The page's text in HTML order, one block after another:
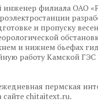
инженер филиала ОАО
и пропуску
и нижнем бьефах
работу Камской
пермская
сайте chitaitext.ru.